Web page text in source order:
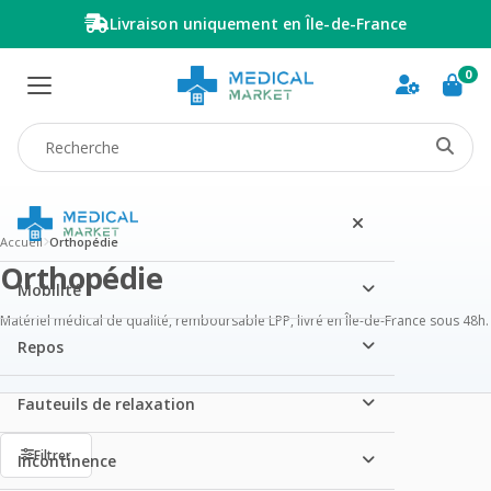
Livraison uniquement en Île-de-France
Recherche produit
0
Mobilité
Repos
Fauteuils de relaxation
Incontinence
Accueil Orthopédie
Orthopédie
Matériel médical de qualité, remboursable LPP, livré en Île-de-France sous 48h.
Filtrer